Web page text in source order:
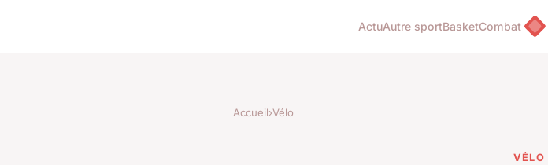
ActuAutre sportBasketCombat
Accueil›Vélo
VÉLO